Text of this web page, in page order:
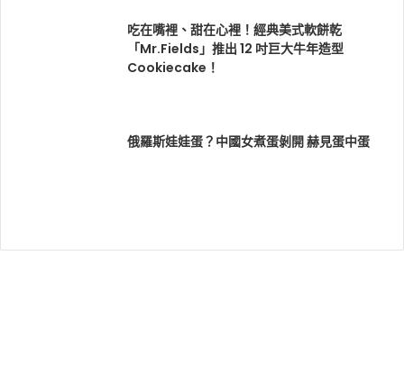
吃在嘴裡、甜在心裡！經典美式軟餅乾
「Mr.Fields」推出 12 吋巨大牛年造型
Cookiecake！
俄羅斯娃娃蛋？中國女煮蛋剝開 赫見蛋中蛋